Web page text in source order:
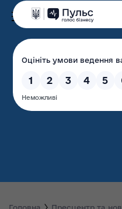
державна
Головна Пресцентр та